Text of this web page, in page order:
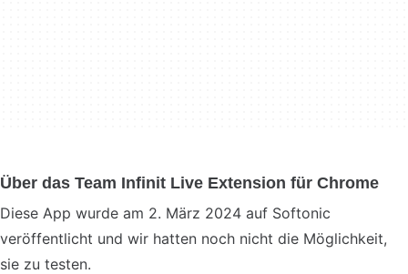
Über das Team Infinit Live Extension für Chrome
Diese App wurde am 2. März 2024 auf Softonic
veröffentlicht und wir hatten noch nicht die Möglichkeit,
sie zu testen.